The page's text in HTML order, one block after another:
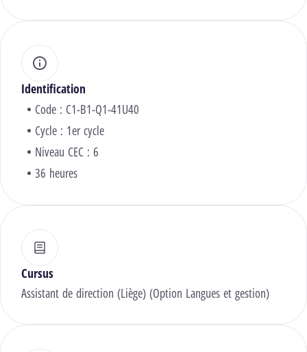
Identification
Code : C1-B1-Q1-41U40
Cycle : 1er cycle
Niveau CEC : 6
36 heures
Cursus
Assistant de direction (Liège) (Option Langues et gestion)